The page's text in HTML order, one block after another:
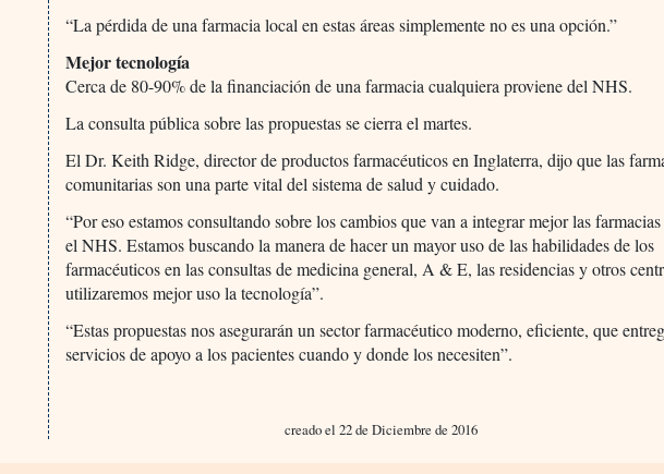
“La pérdida de una farmacia local en estas áreas simplemente no es una opción.”
Mejor tecnología
Cerca de 80-90% de la financiación de una farmacia cualquiera proviene del NHS.
La consulta pública sobre las propuestas se cierra el martes.
El Dr. Keith Ridge, director de productos farmacéuticos en Inglaterra, dijo que las
comunitarias son una parte vital del sistema de salud y cuidado.
“Por eso estamos consultando sobre los cambios que van a integrar mejor las farmacias
el NHS. Estamos buscando la manera de hacer un mayor uso de las habilidades de los
farmacéuticos en las consultas de medicina general, A & E, las residencias y otros
utilizaremos mejor uso la tecnología”.
“Estas propuestas nos asegurarán un sector farmacéutico moderno, eficiente, que
servicios de apoyo a los pacientes cuando y donde los necesiten”.
creado el 22 de Diciembre de 2016